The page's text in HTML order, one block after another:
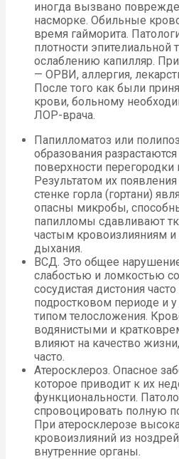
иногда вызвано
насморке. Обильные
время гайморита.
плотности эпителиальной
ослаблению капилляр.
— ОРВИ, аллергия,
После того как были
крови, больному
ЛОР-врача.
Папилломатоз или
образования
поверхности перегородки
Результатом их
стенке горла (гортани)
опасны микробы,
папилломы сдавливают
частым кровоизлияниям
дыхания.
ВСД. Это общее нарушение
слабостью и ломкостью
сосудистая дистония
подростковом периоде и
типом телосложения.
водянистыми и
влияют на качество
часто.
Атеросклероз. Опасное
которое приводит к их
функциональности.
спровоцировать полную
При атеросклерозе
кровоизлияний из
внутренние органы.